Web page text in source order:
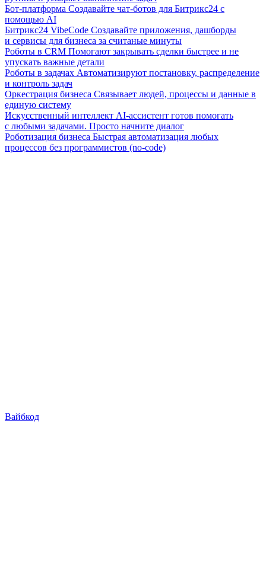
Бот-платформа Создавайте чат-ботов для Битрикс24 с
помощью AI
Битрикс24 VibeCode Создавайте приложения, дашборды
и сервисы для бизнеса за считаные минуты
Роботы в CRM Помогают закрывать сделки быстрее и не
упускать важные детали
Роботы в задачах Автоматизируют постановку, распределение
и контроль задач
Оркестрация бизнеса Связывает людей, процессы и данные в
единую систему
Искусственный интеллект AI-ассистент готов помогать
с любыми задачами. Просто начните диалог
Роботизация бизнеса Быстрая автоматизация любых
процессов без программистов (no-code)
Вайбкод